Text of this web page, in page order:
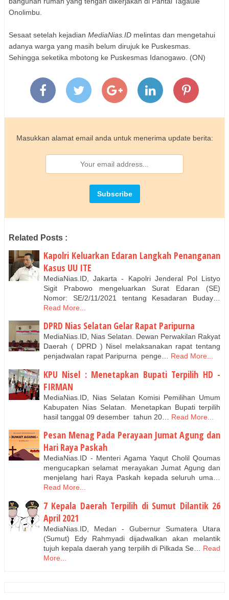
Onolimbu.
Sesaat setelah kejadian MediaNias.ID melintas dan mengetahui
adanya warga yang masih belum dirujuk ke Puskesmas.
Sehingga seketika mbotong ke Puskesmas Idanogawo. (ON)
Masukkan alamat email anda untuk menerima update berita:
Related Posts :
Kapolri Keluarkan Edaran Langkah Penanganan
Kasus UU ITE
MediaNias.ID, Jakarta - Kapolri Jenderal Pol Listyo
Sigit Prabowo mengeluarkan Surat Edaran (SE)
Nomor: SE/2/11/2021 tentang Kesadaran Buday…
Read More...
DPRD Nias Selatan Gelar Rapat Paripurna
MediaNias.ID, Nias Selatan. Dewan Perwakilan Rakyat
Daerah ( DPRD ) Nisel melaksanakan rapat tentang
penjadwalan rapat Paripurna penge…
Read More...
KPU Nisel : Menetapkan Bupati Terpilih HD -
FIRMAN
MediaNias.ID, Nias Selatan Komisi Pemilihan Umum
Kabupaten Nias Selatan. Menetapkan Bupati terpilih
hasil tanggal 09 desember tahun 20…
Read More...
Pesan Menag Pada Perayaan Jumat Agung dan
Hari Raya Paskah
MediaNias.ID - Menteri Agama Yaqut Cholil Qoumas
mengucapkan selamat merayakan Jumat Agung dan
menjelang hari Raya Paskah kepada seluruh uma…
Read More...
7 Kepala Daerah Terpilih di Sumut Dilantik 26
April 2021
MediaNias.ID, Medan - Gubernur Sumatera Utara
(Sumut) Edy Rahmyadi dijadwalkan akan melantik
tujuh kepala daerah yang terpilih di Pilkada Se…
Read
More...